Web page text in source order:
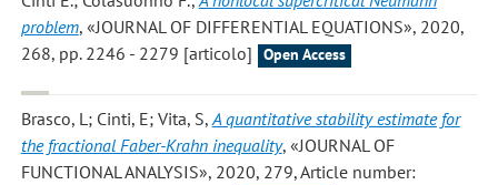
problem, «JOURNAL OF DIFFERENTIAL EQUATIONS», 2020,
268, pp. 2246 - 2279 [articolo]
Open Access
Brasco, L; Cinti, E; Vita, S,A quantitative stability estimate for
the fractional Faber-Krahn inequality, «JOURNAL OF
FUNCTIONAL ANALYSIS», 2020, 279, Article number: